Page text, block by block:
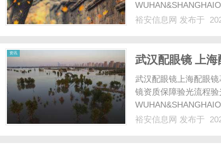
配镜的写字楼眼镜店
裕安信息网 发布于
资讯
武汉配眼镜 上海
武汉配眼镜上海配眼
镜资质保障验光流程
配镜的写字楼眼镜店
裕安信息网 发布于